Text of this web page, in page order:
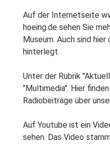
Auf der Internetseite
hoeing.de sehen Sie
Museum. Auch sind
hinterlegt.
Unter der Rubrik
"Multimedia". Hier
Radiobeiträge über
Auf Youtube ist ein
sehen. Das Video